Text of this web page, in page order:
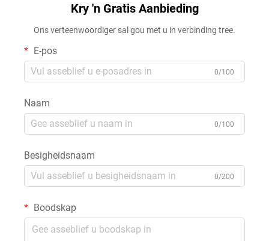
Kry 'n Gratis Aanbieding
Ons verteenwoordiger sal gou met u in verbinding tree.
E-pos
0/100
Naam
0/100
Besigheidsnaam
0/200
Boodskap